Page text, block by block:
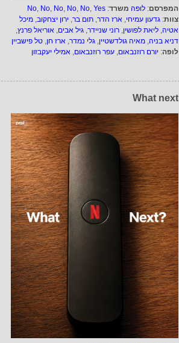
המפרסם: לופה משרד:
No, No, No, No, No, Yes
צוות: גדעון עמיחי, ארז הדר, תום בר, ירון יצחקוב, מיכל
אטיה, ליאת לפושין, רוני שניידר, גיל אבים, אוריאל פרנץ,
דניא בניה, מאיה גולדשטיין, גלי נמדר, ארז חן, טל פישביין
לופה: יורם רוזנבאום, עפר רוזנבאום, אמילי יעקבזון
What next